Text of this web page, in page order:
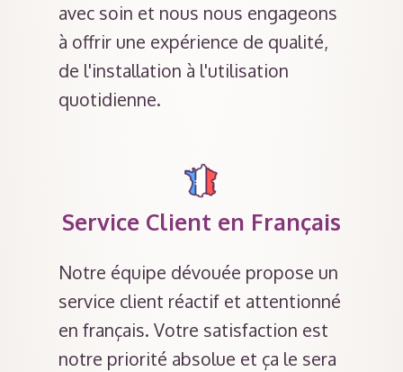
avec soin et nous nous engageons
à offrir une expérience de qualité,
de l'installation à l'utilisation
quotidienne.
Service Client en Français
Notre équipe dévouée propose un
service client réactif et attentionné
en français. Votre satisfaction est
notre priorité absolue et ça le sera